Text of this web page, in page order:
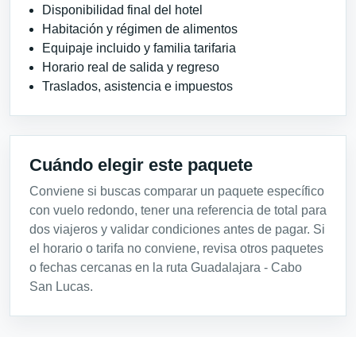
Disponibilidad final del hotel
Habitación y régimen de alimentos
Equipaje incluido y familia tarifaria
Horario real de salida y regreso
Traslados, asistencia e impuestos
Cuándo elegir este paquete
Conviene si buscas comparar un paquete específico
con vuelo redondo, tener una referencia de total para
dos viajeros y validar condiciones antes de pagar. Si
el horario o tarifa no conviene, revisa otros paquetes
o fechas cercanas en la ruta Guadalajara - Cabo
San Lucas.